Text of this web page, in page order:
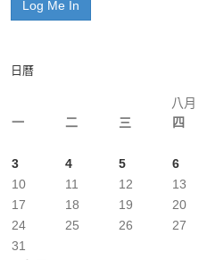
日曆
八
一
二 三 四
3
4 5 6
10
11 12 13
17
18 19 20
24
25 26 27
31